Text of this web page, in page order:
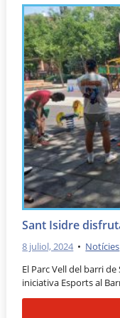
Sant Isidre
8 juliol, 2024 • Notícies
El Parc Vell del barri
iniciativa Esports al